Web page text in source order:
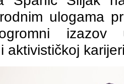
ulogama
izazov
aktivističkoj